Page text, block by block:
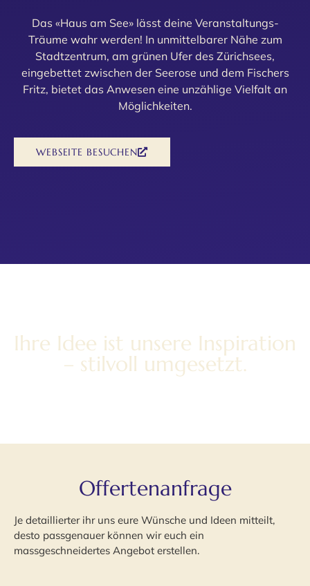
Das «Haus am See» lässt deine Veranstaltungs-
Träume wahr werden! In unmittelbarer Nähe zum
Stadtzentrum, am grünen Ufer des Zürichsees,
eingebettet zwischen der Seerose und dem Fischers
Fritz, bietet das Anwesen eine unzählige Vielfalt an
Möglichkeiten.
WEBSEITE BESUCHEN
Ihre Idee ist unsere Inspiration
– stilvoll umgesetzt.
Offertenanfrage
Je detaillierter ihr uns eure Wünsche und Ideen mitteilt,
desto passgenauer können wir euch ein
massgeschneidertes Angebot erstellen.